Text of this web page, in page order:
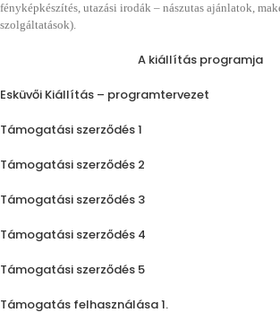
fényképkészítés, utazási irodák – nászutas ajánlatok,
szolgáltatások).
A kiállítás programja
Esküvői Kiállítás – programtervezet
Támogatási szerződés 1
Támogatási szerződés 2
Támogatási szerződés 3
Támogatási szerződés 4
Támogatási szerződés 5
Támogatás felhasználása 1.